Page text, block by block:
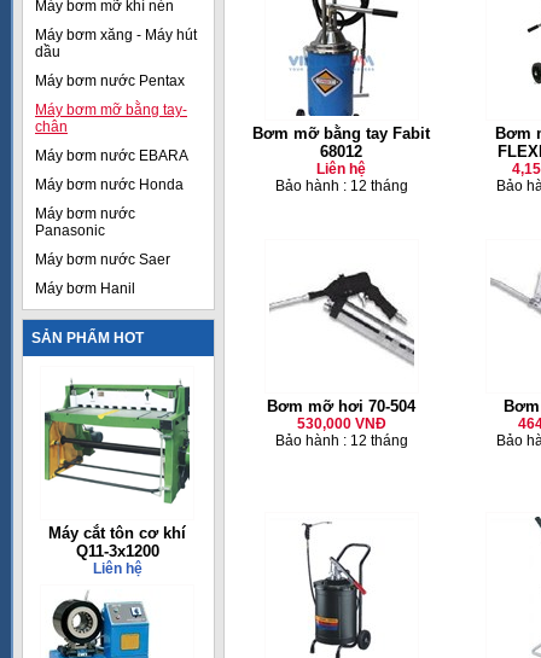
Máy bơm mỡ khí nén
Máy bơm xăng - Máy hút
dầu
Máy bơm nước Pentax
Máy bơm mỡ bằng tay-
chân
Máy bơm nước EBARA
Máy bơm nước Honda
Máy bơm nước
Panasonic
Máy bơm nước Saer
Máy bơm Hanil
SẢN PHẨM HOT
Máy cắt tôn cơ khí
Q11-3x1200
Liên hệ
Bơm mỡ bằng tay Fabit
68012
Liên hệ
Bảo hành : 12 tháng
Bơm
Bảo
Bơm mỡ hơi 70-504
530,000 VNĐ
Bảo hành : 12 tháng
Bảo